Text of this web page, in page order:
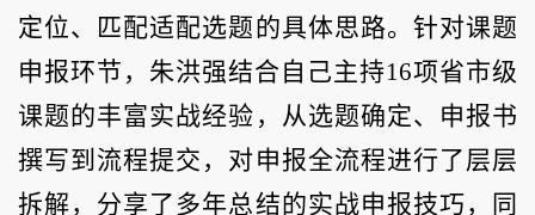
定位、匹配适配选题的具体思路。针对课题
申报环节，朱洪强结合自己主持16项省市级
课题的丰富实战经验，从选题确定、申报书
撰写到流程提交，对申报全流程进行了层层
拆解，分享了多年总结的实战申报技巧，同